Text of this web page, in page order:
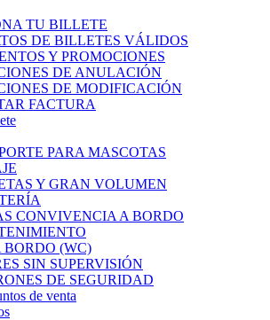
TU BILLETE
DE BILLETES VÁLIDOS
Y PROMOCIONES
DE ANULACIÓN
DE MODIFICACIÓN
FACTURA
PARA MASCOTAS
Y GRAN VOLUMEN
CONVIVENCIA A BORDO
BORDO (WC)
SIN SUPERVISIÓN
DE SEGURIDAD
de venta